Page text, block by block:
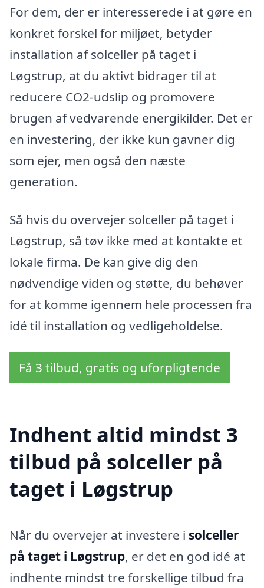
For dem, der er interesserede i at gøre en
konkret forskel for miljøet, betyder
installation af solceller på taget i
Løgstrup, at du aktivt bidrager til at
reducere CO2-udslip og promovere
brugen af vedvarende energikilder. Det er
en investering, der ikke kun gavner dig
som ejer, men også den næste
generation.
Så hvis du overvejer solceller på taget i
Løgstrup, så tøv ikke med at kontakte et
lokale firma. De kan give dig den
nødvendige viden og støtte, du behøver
for at komme igennem hele processen fra
idé til installation og vedligeholdelse.
Få 3 tilbud, gratis og uforpligtende
Indhent altid mindst 3
tilbud på solceller på
taget i Løgstrup
Når du overvejer at investere i solceller
på taget i Løgstrup, er det en god idé at
indhente mindst tre forskellige tilbud fra